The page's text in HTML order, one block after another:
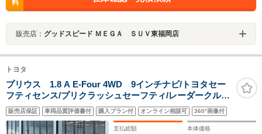
料
販売店： グッドスピード ＭＥＧＡ ＳＵＶ東福岡店
トヨタ
プリウス 1.8 A E-Four 4WD 9インチナビ/トヨタセー
フティセンス/プリクラッシュセーフティ/レーダークルー
ズコントロール/オートマチックハイビーム/レーンキープ
アシスト/ブラインドスポットモニター/LEDヘッドライ
ト/ETC
販売店保証 車両品質評価書付 購入プラン付 オンライン相談可 360°画像付
支払総額 本体価格